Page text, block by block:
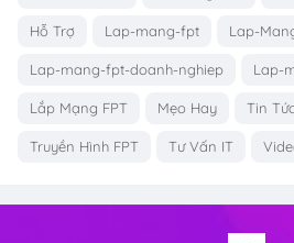
Hỗ Trợ Lap-mang-fpt Lap-
Lap-mang-fpt-doanh-nghiep Lap-
Lắp Mạng FPT Mẹo Hay Tin Tức
Truyền Hình FPT Tư Vấn IT